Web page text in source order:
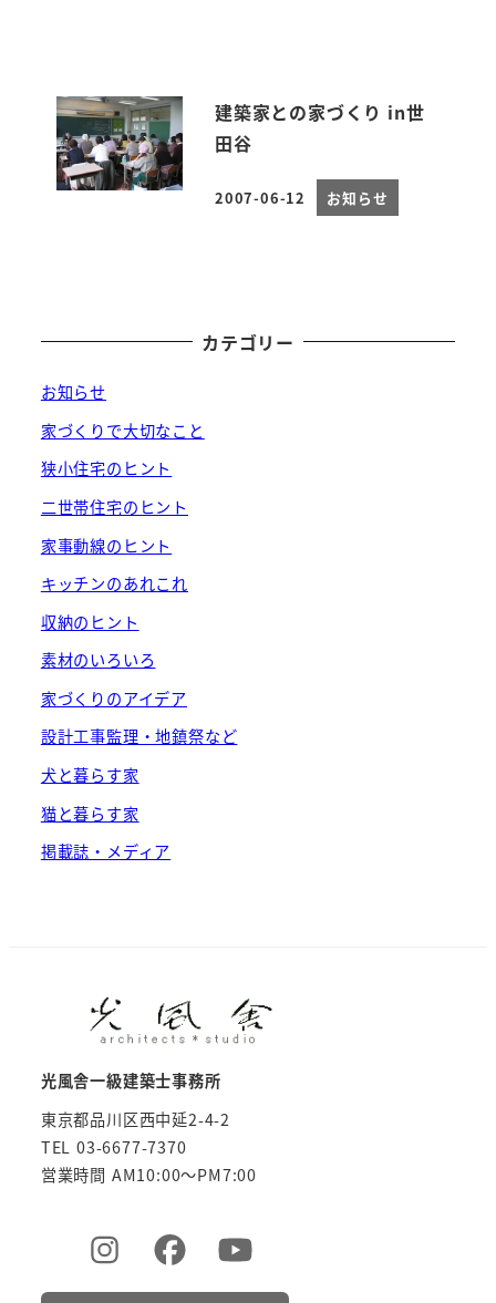
建築家との家づくり in世
田谷
投稿日
2007-06-12 お知らせ
カテゴリー
お知らせ
家づくりで大切なこと
狭小住宅のヒント
二世帯住宅のヒント
家事動線のヒント
キッチンのあれこれ
収納のヒント
素材のいろいろ
家づくりのアイデア
設計工事監理・地鎮祭など
犬と暮らす家
猫と暮らす家
掲載誌・メディア
光風舎一級建築士事務所
東京都品川区西中延2-4-2
TEL 03-6677-7370
営業時間 AM10:00～PM7:00